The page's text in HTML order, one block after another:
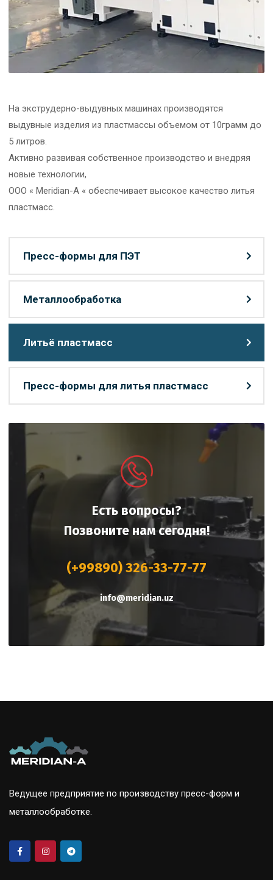
На экструдерно-выдувных машинах производятся
выдувные изделия из пластмассы объемом от 10грамм до
5 литров.
Активно развивая собственное производство и внедряя
новые технологии,
ООО « Meridian-A « обеспечивает высокое качество литья
пластмасс.
Пресс-формы для ПЭТ
Металлообработка
Литьё пластмасс
Пресс-формы для литья пластмасс
Есть вопросы?
Позвоните нам сегодня!
(+99890) 326-33-77-77
info@meridian.uz
Ведущее предприятие по производству пресс-форм и
металлообработке.